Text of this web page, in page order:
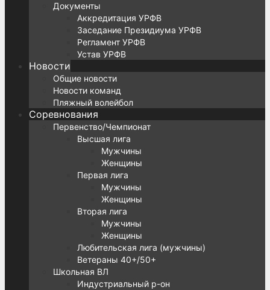
Документы
Аккредитация УРФВ
Заседание Президиума УРФВ
Регламент УРФВ
Устав УРФВ
Новости
Общие новости
Новости команд
Пляжный волейбол
Соревнования
Первенство/Чемпионат
Высшая лига
Мужчины
Женщины
Первая лига
Мужчины
Женщины
Вторая лига
Мужчины
Женщины
Любительская лига (мужчины)
Ветераны 40+/50+
Школьная ВЛ
Индустриальный р-он